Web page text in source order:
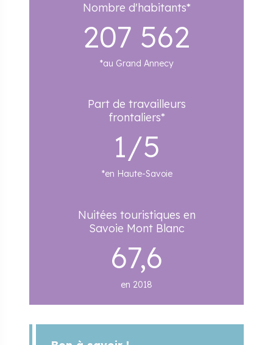
Nombre d'habitants*
207 562
*au Grand Annecy
Part de travailleurs
frontaliers*
1/5
*en Haute-Savoie
Nuitées touristiques en
Savoie Mont Blanc
67,6
en 2018